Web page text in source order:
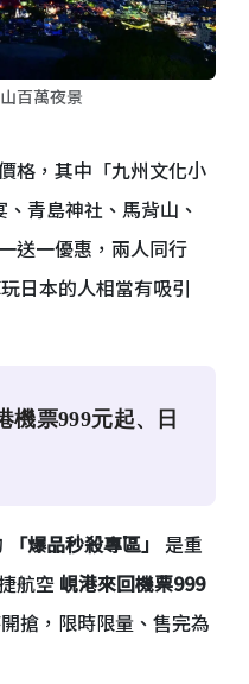
百萬夜景
格，其中「九州文化小
青島神社、馬背山、
送一優惠，兩人同行
日本的人相當有吸引
票999元起、日
「爆品秒殺專區」 是重
航空 峴港來回機票999
搶，限時限量、售完為